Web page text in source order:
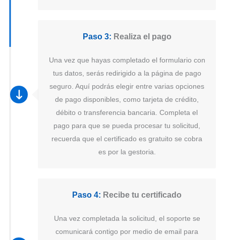
Paso 3: Realiza el pago
Una vez que hayas completado el formulario con
tus datos, serás redirigido a la página de pago
seguro. Aquí podrás elegir entre varias opciones
de pago disponibles, como tarjeta de crédito,
débito o transferencia bancaria. Completa el
pago para que se pueda procesar tu solicitud,
recuerda que el certificado es gratuito se cobra
es por la gestoria.
Paso 4: Recibe tu certificado
Una vez completada la solicitud, el soporte se
comunicará contigo por medio de email para